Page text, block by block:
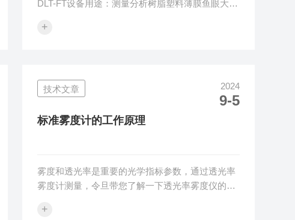
DLT-FT设备用途：测量分析树脂塑料薄膜鱼眼大小
ASTM3351-93等工作原理：DLT-FT鱼眼测定仪利
呈现图像清晰明亮且色彩逼真；2.2、令旦科技鱼眼
仪光源灯泡一用一备，随时切换，保证检测的连续
性；2.3、人性化设计，操作简单，稳定性高，可...
+
技术文章 2024
9-5
标准雾度计的工作原理
雾度和透光率是重要的光学指标参数，通过透光率
雾度计测量，令旦带您了解一下透光率雾度仪的工
半透明材料内部浑浊不规则的状态，透光率表示材
+